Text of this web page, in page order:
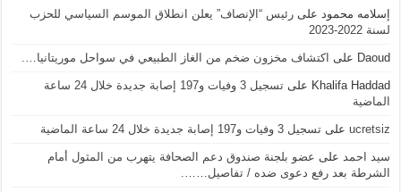
إسلامه محمود علىرئيس “الإنصاف” يعلن انطلاق الموسم السياسي للحزب
لسنة 2022-2023
Daoud على اكتشاف مخزون ضخم من الغاز الطبيعي في سواحل موريتانيا….
Khalifa Haddad على
تسجيل 3 وفيات و197 إصابة جديدة خلال 24 ساعة
الماضية
ucretsiz علىتسجيل 3 وفيات و197 إصابة جديدة خلال 24 ساعة الماضية
سيد احمد على عضو بلجنة صندوق دعم الصحافة يتهرب من المثول أمام
الشرطة بعد رفع دعوى ضده / تفاصيل…….